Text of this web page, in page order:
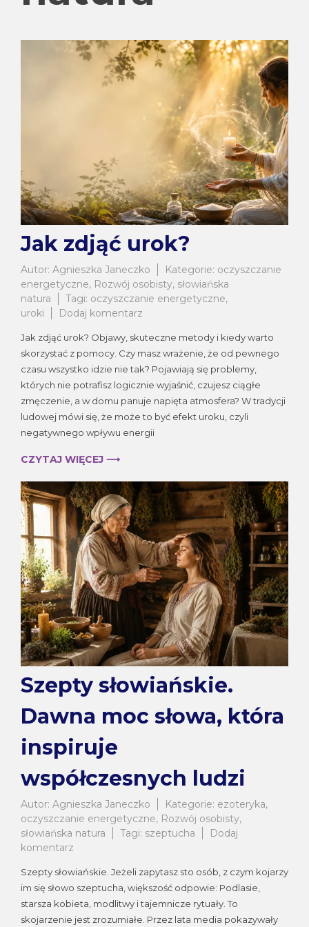
Jak zdjąć urok?
Autor: Agnieszka Janeczko Kategorie: oczyszczanie
energetyczne, Rozwój osobisty, słowiańska
natura
Tagi: oczyszczanie energetyczne,
uroki
Dodaj komentarz
zdjąć
urok?
Jak zdjąć urok? Objawy, skuteczne metody i kiedy warto
skorzystać z pomocy. Czy masz wrażenie, że od pewnego
czasu wszystko idzie nie tak? Pojawiają się problemy,
których nie potrafisz logicznie wyjaśnić, czujesz ciągłe
zmęczenie, a w domu panuje napięta atmosfera? W tradycji
ludowej mówi się, że może to być efekt uroku, czyli
negatywnego wpływu energii
CZYTAJ WIĘCEJ ⟶
Szepty słowiańskie.
Dawna moc słowa, która
inspiruje
współczesnych ludzi
Autor: Agnieszka Janeczko Kategorie: ezoteryka,
oczyszczanie energetyczne, Rozwój osobisty,
słowiańska natura
Tagi: szeptucha
Dodaj
komentarz
słowiańskie.
Dawna
moc
słowa,
Szepty słowiańskie. Jeżeli zapytasz sto osób, z czym kojarzy
im się słowo szeptucha, większość odpowie: Podlasie,
starsza kobieta, modlitwy i tajemnicze rytuały. To
skojarzenie jest zrozumiałe. Przez lata media pokazywały